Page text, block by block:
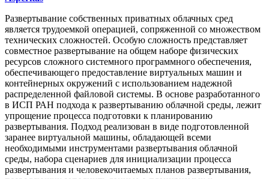
Развертывание собственных приватных облачных сред
является трудоемкой операцией, сопряженной со множеством
технических сложностей. Особую сложность представляет
совместное развертывание на общем наборе физических
ресурсов сложного системного программного обеспечения,
обеспечивающего предоставление виртуальных машин и
контейнерных окружений с использованием надежной
распределенной файловой системы. В основе разработанного
в ИСП РАН подхода к развертыванию облачной среды, лежит
упрощение процесса подготовки к планированию
развертывания. Подход реализован в виде подготовленной
заранее виртуальной машины, обладающей всеми
необходимыми инструментами развертывания облачной
среды, набора сценариев для инициализации процесса
развертывания и человекочитаемых планов развертывания,